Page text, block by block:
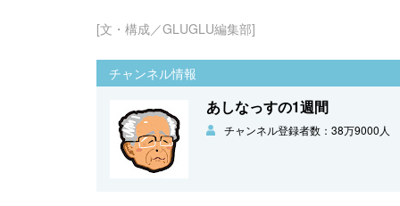
[文・構成／GLUGLU編集部]
チャンネル情報
あしなっすの1週間
チャンネル登録者数：38万9000人